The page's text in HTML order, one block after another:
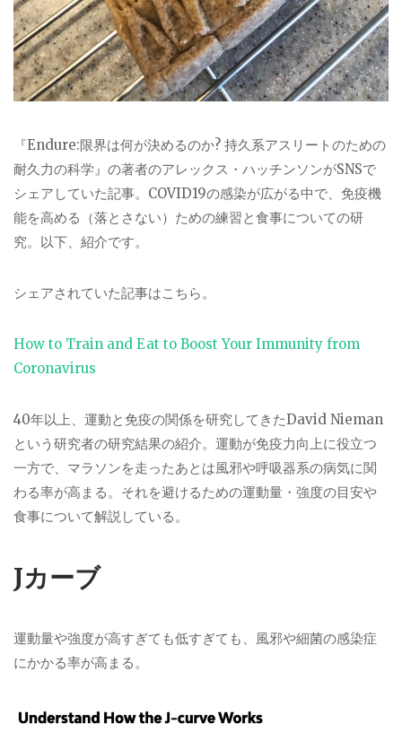
『Endure:限界は何が決めるのか? 持久系アスリートのための
耐久力の科学』の著者のアレックス・ハッチンソンがSNSで
シェアしていた記事。COVID19の感染が広がる中で、免疫機
能を高める（落とさない）ための練習と食事についての研
究。以下、紹介です。
シェアされていた記事はこちら。
How to Train and Eat to Boost Your Immunity from
Coronavirus
40年以上、運動と免疫の関係を研究してきたDavid Nieman
という研究者の研究結果の紹介。運動が免疫力向上に役立つ
一方で、マラソンを走ったあとは風邪や呼吸器系の病気に関
わる率が高まる。それを避けるための運動量・強度の目安や
食事について解説している。
Jカーブ
運動量や強度が高すぎても低すぎても、風邪や細菌の感染症
にかかる率が高まる。